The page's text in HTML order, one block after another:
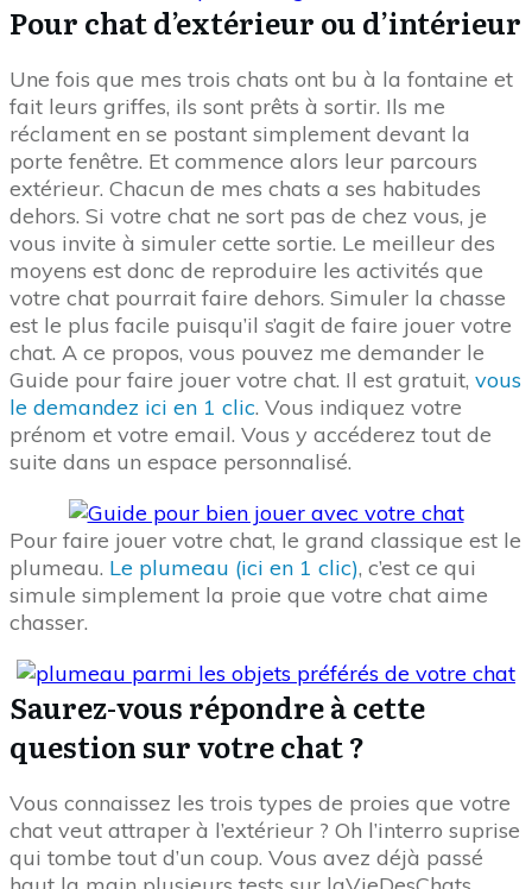
Pour chat d’extérieur ou d’intérieur
Une fois que mes trois chats ont bu à la fontaine et
fait leurs griffes, ils sont prêts à sortir. Ils me
réclament en se postant simplement devant la
porte fenêtre. Et commence alors leur parcours
extérieur. Chacun de mes chats a ses habitudes
dehors. Si votre chat ne sort pas de chez vous, je
vous invite à simuler cette sortie. Le meilleur des
moyens est donc de reproduire les activités que
votre chat pourrait faire dehors. Simuler la chasse
est le plus facile puisqu’il s’agit de faire jouer votre
chat. A ce propos, vous pouvez me demander le
Guide pour faire jouer votre chat. Il est gratuit, vous
le demandez ici en 1 clic. Vous indiquez votre
prénom et votre email. Vous y accéderez tout de
suite dans un espace personnalisé.
Pour faire jouer votre chat, le grand classique est le
plumeau. Le plumeau (ici en 1 clic), c’est ce qui
simule simplement la proie que votre chat aime
chasser.
Saurez-vous répondre à cette
question sur votre chat ?
Vous connaissez les trois types de proies que votre
chat veut attraper à l’extérieur ? Oh l’interro suprise
qui tombe tout d’un coup. Vous avez déjà passé